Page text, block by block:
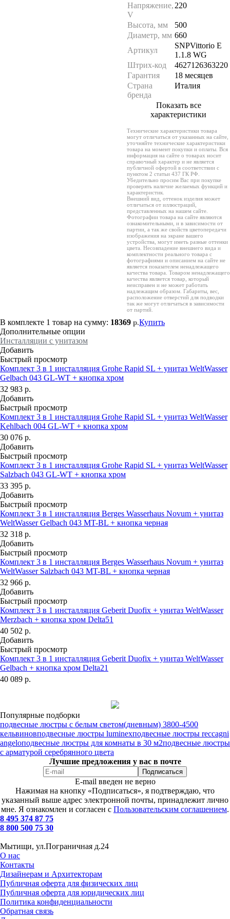
Напряжение,
V
220
Высота, мм
500
Диаметр, мм 660
Артикул
SNPVittorio E
1.1.8 WG
Штрих-код
4627126363220
Гарантия
18 месяцев
Страна
бренда
Италия
Показать все
характеристики
Технические характеристики товара
могут отличаться от указанных на сайте,
уточняйте технические характеристики
товара на момент покупки и оплаты. Вся
информация на сайте о товарах носит
справочный характер и не является
публичной офертой в соответствии с
пунктом 2 статьи 437 ГК РФ.
Убедительно просим Вас при покупке
проверять наличие желаемых функций и
характеристик.
Внешний вид, оттенок изделия может
отличаться от иллюстраций,
представленных на нашем сайте.
Фотографии товара на сайте являются
ознакомительными, и в зависимости от
партии, а так же свойств цветопередачи
изображения на экране вашего
устройства, могут иметь разные оттенки
цвета. Несовпадение внешнего вида и
комплектности реального товара с
фотографиями и описанием на сайте не
является показателем ненадлежащего
качества товара. Товаром ненадлежащего
качества является товар, который
неисправен и не может работать
надлежащим образом. Габариты, вес,
расположение отверстий для подводки
так же могут отличаться в зависимости
от партий.
В комплекте 1 товар на сумму: 18369 р.Купить
Дополнительные опции
Инсталляции с унитазом
Добавить
Быстрый просмотр
Комплект 3 в 1 инсталляция Grohe Rapid SL + унитаз WeltWasser
Gelbach 043 GL-WT + кнопка хром
32 983 р.
Добавить
Быстрый просмотр
Комплект 3 в 1 инсталляция Grohe Rapid SL + унитаз WeltWasser
Kehlbach 004 GL-WT + кнопка хром
30 076 р.
Добавить
Быстрый просмотр
Комплект 3 в 1 инсталляция Grohe Rapid SL + унитаз WeltWasser
Salzbach 043 GL-WT + кнопка хром
33 395 р.
Добавить
Быстрый просмотр
Комплект 3 в 1 инсталляция Berges Wasserhaus Novum + унитаз
WeltWasser Gelbach 043 MT-BL + кнопка черная
32 318 р.
Добавить
Быстрый просмотр
Комплект 3 в 1 инсталляция Berges Wasserhaus Novum + унитаз
WeltWasser Salzbach 043 MT-BL + кнопка черная
32 966 р.
Добавить
Быстрый просмотр
Комплект 3 в 1 инсталляция Geberit Duofix + унитаз WeltWasser
Merzbach + кнопка хром Delta51
40 502 р.
Добавить
Быстрый просмотр
Комплект 3 в 1 инсталляция Geberit Duofix + унитаз WeltWasser
Gelbach + кнопка хром Delta21
40 089 р.
Популярные подборки
подвесные люстры с белым светом(дневным) 3800-4500
кельвиновподвесные люстры luminexподвесные люстры reccagni
angeloподвесные люстры для комнаты в 30 м2подвесные люстры
с арматурой серебрянного цвета
Лучшие предложения у вас в почте
E-mail введен не верно
Нажимая на кнопку «Подписаться», я подтверждаю, что
указанный выше адрес электронной почты, принадлежит лично
мне. Я ознакомлен и согласен с Пользовательским соглашением.
8 495 374 87 75
8 800 500 75 30
Мытищи, ул.Пограничная д.24
О нас
Контакты
Дизайнерам и Архитекторам
Публичная оферта для физических лиц
Публичная оферта для юридических лиц
Политика конфиденциальности
Обратная связь